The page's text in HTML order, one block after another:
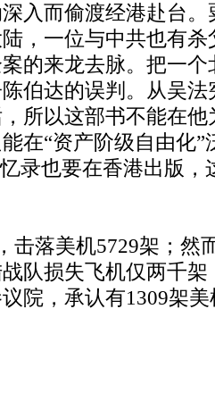
入而偷渡经港赴台
，一位与中共也有
的来龙去脉。把一
伯达的误判。从吴
所以这部书不能在
在“资产阶级自由化
录也要在香港出版
落美机5729架；然
队损失飞机仅两千
院，承认有1309架